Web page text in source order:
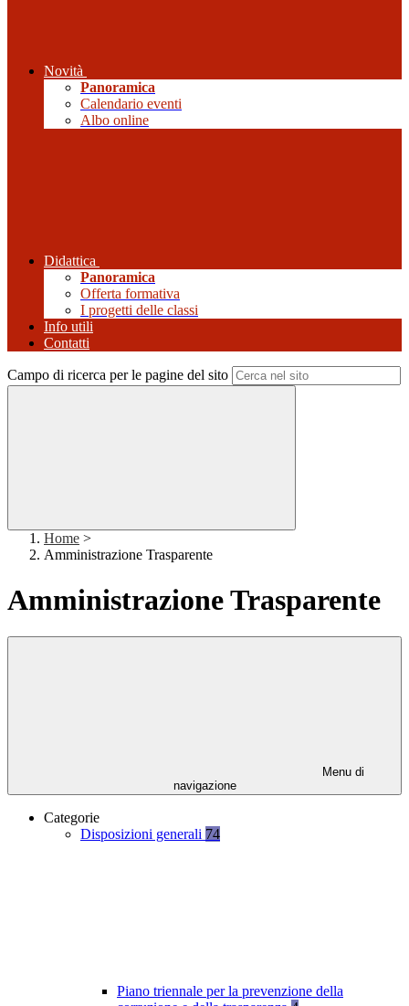
Novità
Panoramica
Calendario eventi
Albo online
Didattica
Panoramica
Offerta formativa
I progetti delle classi
Info utili
Contatti
Campo di ricerca per le pagine del sito
Home >
Amministrazione Trasparente
Amministrazione Trasparente
Menu di
navigazione
Categorie
Disposizioni generali 74
Piano triennale per la prevenzione della